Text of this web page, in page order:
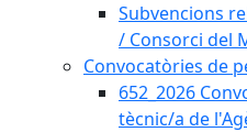
Subvencions
/ Consorci del
Convocatòries de
652_2026
tècnic/a de